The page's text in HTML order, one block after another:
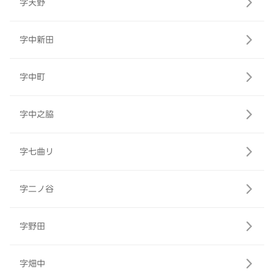
字中新田
字中町
字中之脇
字七曲リ
字二ノ谷
字野田
字畑中